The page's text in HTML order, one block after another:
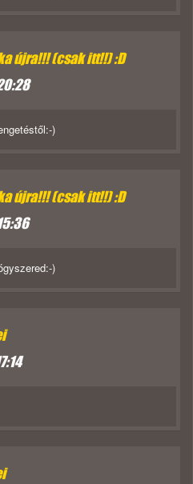
újra!!! (csak itt!!) :D
)
újra!!! (csak itt!!) :D
)